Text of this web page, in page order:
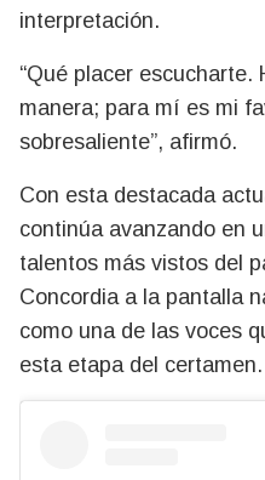
interpretación.
“Qué placer escucharte.
manera; para mí es mi
sobresaliente”, afirmó.
Con esta destacada
continúa avanzando en
talentos más vistos del
Concordia a la pantalla
como una de las voces
esta etapa del certamen.